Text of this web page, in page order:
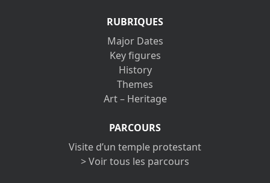
RUBRIQUES
Major Dates
Key figures
History
Themes
Art – Heritage
PARCOURS
Visite d’un temple protestant
> Voir tous les parcours